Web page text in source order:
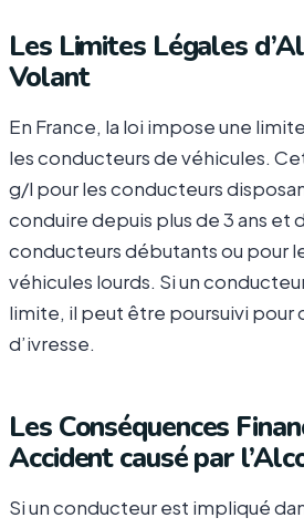
Les Limites Légales
Volant
En France, la loi impose une
les conducteurs de véhicules.
g/l pour les conducteurs
conduire depuis plus de 3 ans et
conducteurs débutants ou pour
véhicules lourds. Si un
limite, il peut être poursuivi pour
d’ivresse.
Les Conséquences
Accident causé par
Si un conducteur est impliqué